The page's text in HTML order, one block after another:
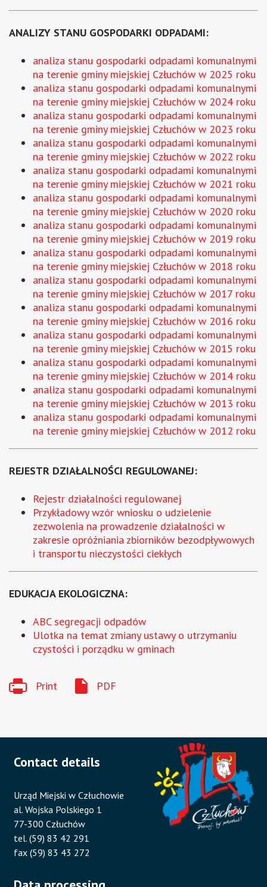
ANALIZY STANU GOSPODARKI ODPADAMI:
analiza stanu gospodarki odpadami komunalnymi
na terenie gminy miejskiej Człuchów w 2025 roku
analiza stanu gospodarki odpadami komunalnymi
na terenie gminy miejskiej Człuchów w 2024 roku
analiza stanu gospodarki odpadami komunalnymi
na terenie gminy miejskiej Człuchów w 2023 roku
analiza stanu gospodarki odpadami komunalnymi
na terenie gminy miejskiej Człuchów w 2022 roku
analiza stanu gospodarki odpadami komunalnymi
na terenie gminy miejskiej Człuchów w 2021 roku
analiza stanu gospodarki odpadami komunalnymi
na terenie gminy miejskiej Człuchów w 2020 roku
analiza stanu gospodarki odpadami komunalnymi
na terenie gminy miejskiej Człuchów w 2019 roku
analiza stanu gospodarki odpadami komunalnymi
na terenie gminy miejskiej Człuchów w 2018 roku
analiza stanu gospodarki odpadami komunalnymi
na terenie gminy miejskiej Człuchów w 2017 roku
analiza stanu gospodarki odpadami komunalnymi
na terenie gminy miejskiej Człuchów w 2016 roku
analiza stanu gospodarki odpadami komunalnymi
na terenie gminy miejskiej Człuchów w 2015 roku
analiza stanu gospodarki odpadami komunalnymi
na terenie gminy miejskiej Człuchów w 2014 roku
analiza stanu gospodarki odpadami komunalnymi
na terenie gminy miejskiej Człuchów w 2013 roku
analiza stanu gospodarki odpadami komunalnymi
na terenie gminy miejskiej Człuchów w 2012 roku
REJESTR DZIAŁALNOŚCI REGULOWANEJ:
Rejestr działalności regulowanej
Przykładowy wzór wniosku o udzielenie
zezwolenia na prowadzenie działalności w
zakresie opróżniania zbiorników bezodpływowych
i transportu nieczystości ciekłych
EDUKACJA EKOLOGICZNA:
ABC segregacji odpadów
Ulotka na temat zmiany ustawy o utrzymaniu
czystości i porządku w gminach
Print PDF
Contact details
Urząd Miejski w Człuchowie
al. Wojska Polskiego 1
77-300 Człuchów
tel. (59) 83 42 291
fax (59) 83 43 272